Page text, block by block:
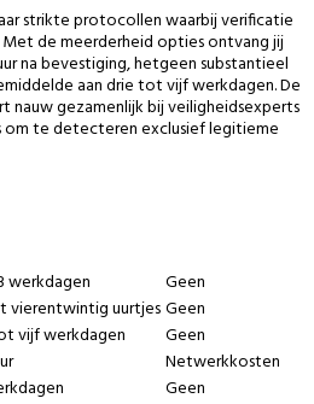
strikte protocollen waarbij verificatie
de meerderheid opties ontvang jij
na bevestiging, hetgeen substantieel
aan drie tot vijf werkdagen. De
nauw gezamenlijk bij veiligheidsexperts
te detecteren exclusief legitieme
werkdagen
Geen
vierentwintig uurtjesGeen
vijf werkdagen
Geen
Netwerkkosten
Geen